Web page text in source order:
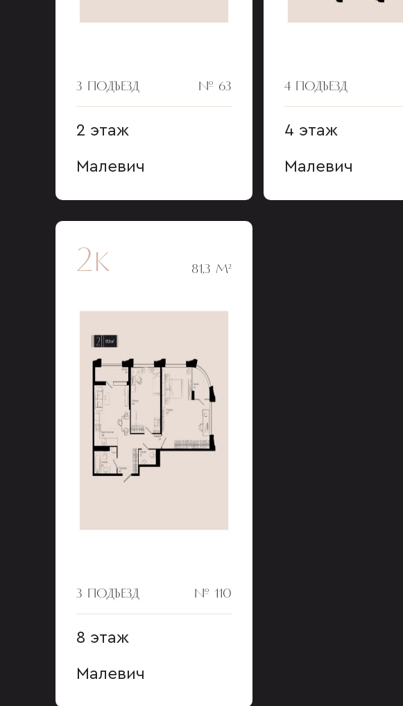
3 ПОДЪЕЗД № 63
2 этаж
Малевич
4 ПОДЪЕЗД
4 этаж
Малевич
2к 81,3 М²
3 ПОДЪЕЗД № 110
8 этаж
Малевич